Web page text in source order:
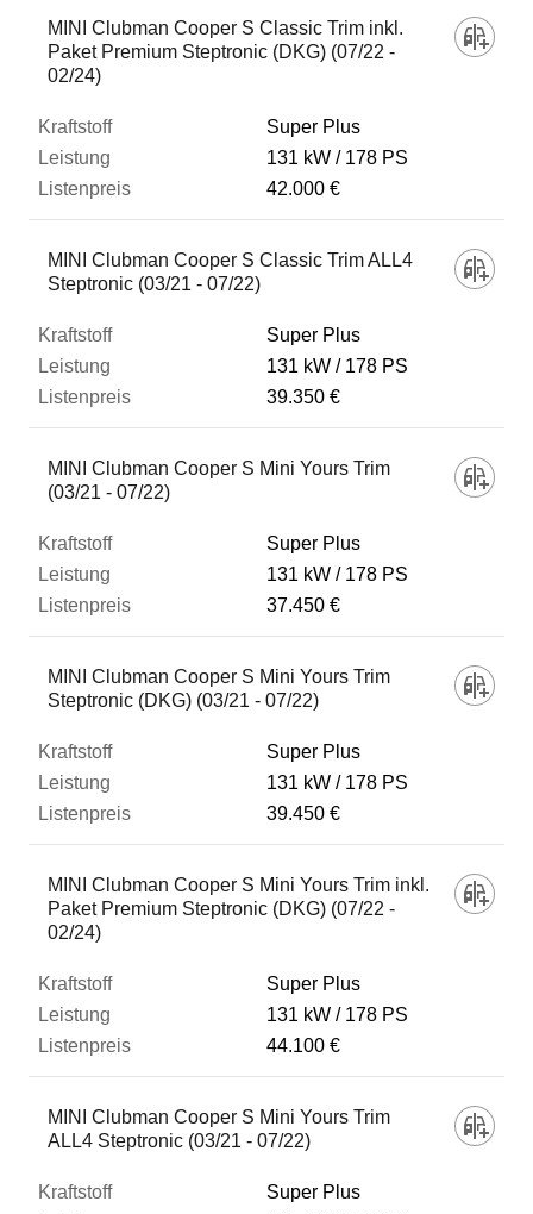
MINI Clubman Cooper S Classic Trim inkl.
Paket Premium Steptronic (DKG) (07/22 -
02/24)
Super Plus
131 kW
178 PS
42.000 €
MINI Clubman Cooper S Classic Trim ALL4
Steptronic (03/21 - 07/22)
Super Plus
131 kW
178 PS
39.350 €
MINI Clubman Cooper S Mini Yours Trim
(03/21 - 07/22)
Super Plus
131 kW
178 PS
37.450 €
MINI Clubman Cooper S Mini Yours Trim
Steptronic (DKG) (03/21 - 07/22)
Super Plus
131 kW
178 PS
39.450 €
MINI Clubman Cooper S Mini Yours Trim inkl.
Paket Premium Steptronic (DKG) (07/22 -
02/24)
Super Plus
131 kW
178 PS
44.100 €
MINI Clubman Cooper S Mini Yours Trim
ALL4 Steptronic (03/21 - 07/22)
Super Plus